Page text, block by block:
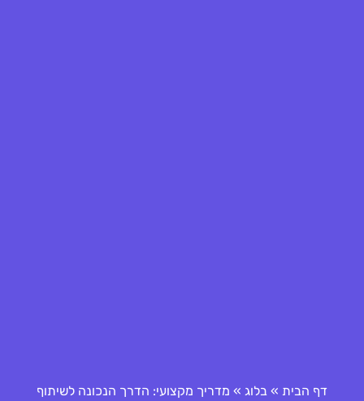
דף הבית » בלוג » מדריך מקצועי: הדרך הנכונה לשיתוף